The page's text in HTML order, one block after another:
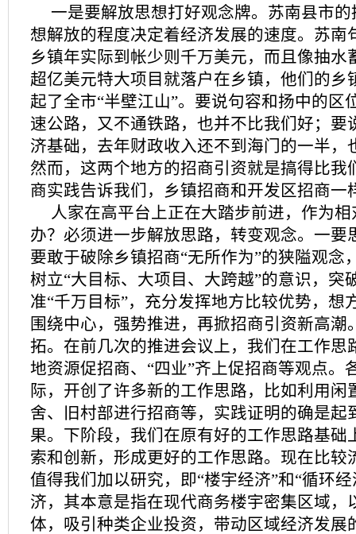
一是要解放思想打好观念牌。苏南县市
想解放的程度决定着经济发展的速度。苏南
乡镇年实际到帐少则千万美元，而且像抽水
超亿美元特大项目就落户在乡镇，他们的乡
起了全市“半壁江山”。要说句容和扬中的区
速公路，又不通铁路，也并不比我们好；要
济基础，去年财政收入还不到海门的一半，
然而，这两个地方的招商引资就是搞得比我
商实践告诉我们，乡镇招商和开发区招商一
人家在高平台上正在大踏步前进，作为
办？必须进一步解放思路，转变观念。一要
要敢于破除乡镇招商“无所作为”的狭隘观念
树立“大目标、大项目、大跨越”的意识，突
准“千万目标”，充分发挥地方比较优势，想
围绕中心，强势推进，再掀招商引资新高潮
拓。在前几次的推进会议上，我们在工作思
地资源促招商、“四业”齐上促招商等观点。
际，开创了许多新的工作思路，比如利用闲
舍、旧村部进行招商等，实践证明的确是起
果。下阶段，我们在原有好的工作思路基础
索和创新，形成更好的工作思路。现在比较
值得我们加以研究，即“楼宇经济”和“循环
济，其本意是指在现代商务楼宇密集区域，
体，吸引种类企业投资，带动区域经济发展